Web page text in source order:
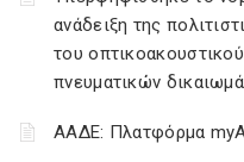
ανάδειξη της
του
πνευματικών
ΑΑΔΕ: Πλατφόρμα